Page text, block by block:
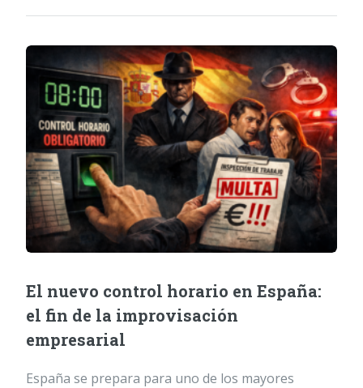
El nuevo control horario en España:
el fin de la improvisación
empresarial
España se prepara para uno de los mayores